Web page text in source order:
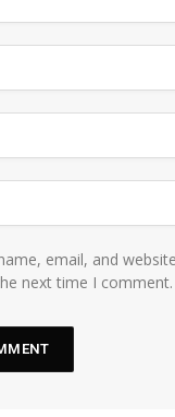
email, and
next time I comment.